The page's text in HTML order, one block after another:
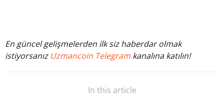
En güncel gelişmelerden ilk siz haberdar olmak
istiyorsanız Uzmancoin Telegram kanalına katılın!
In this article